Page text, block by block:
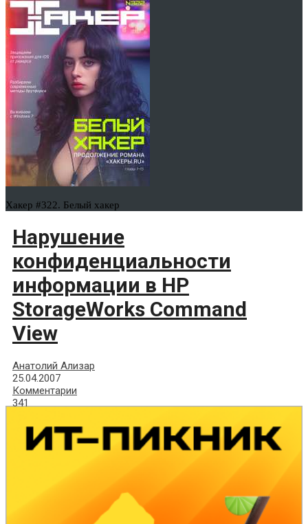
Хакер #322. Белый хакер
Нарушение
конфиденциальности
информации в HP
StorageWorks Command
View
Анатолий Ализар
25.04.2007
Комментарии
341